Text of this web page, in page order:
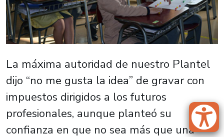
La máxima autoridad de nuestro Plantel
dijo “no me gusta la idea” de gravar con
impuestos dirigidos a los futuros
profesionales, aunque planteó su
confianza en que no sea más que una